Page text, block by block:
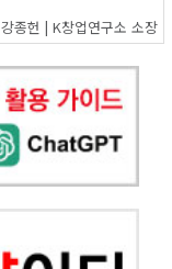
강종헌 | K창업연구소 소장